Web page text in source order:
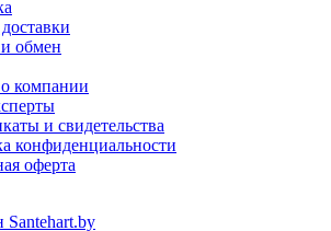
обмен
компании
и свидетельства
конфиденциальности
оферта